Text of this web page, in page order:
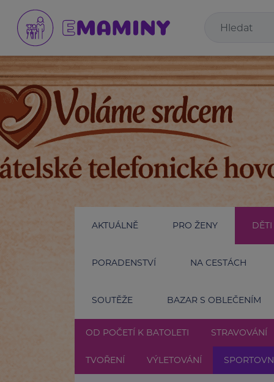
AKTUÁLNĚ PRO ŽENY DĚTI
PORADENSTVÍ NA CESTÁCH
SOUTĚŽE BAZAR S OBLEČENÍM
OD POČETÍ K BATOLETI STRAVOVÁNÍ
TVOŘENÍ VÝLETOVÁNÍ